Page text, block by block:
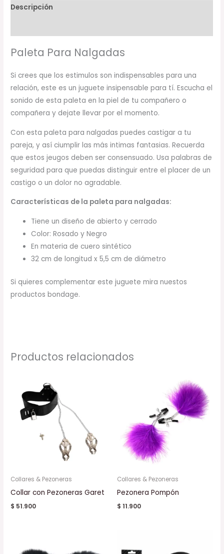
Descripción
Paleta Para Nalgadas
Si crees que los estimulos son indispensables para una
relación, este es un juguete insipensable para tí. Escucha el
sonido de esta paleta en la piel de tu compañero o
compañera y dejate llevar por el momento.
Con esta paleta para nalgadas puedes castigar a tu
pareja, y así ciumplir las más intimas fantasias. Recuerda
que estos jeugos deben ser consensuado. Usa palabras de
seguridad para que puedas distinguir entre el placer de un
castigo o un dolor no agradable.
Características de la paleta para nalgadas:
Tiene un diseño de abierto y cerrado
Color: Rosado y Negro
En materia de cuero sintético
32 cm de longitud x 5,5 cm de diámetro
Si quieres complementar este juguete mira nuestos
productos bondage.
Productos relacionados
Collares & Pezoneras
Collar con Pezoneras Garet
$ 51.900
Collares & Pezoneras
Pezonera Pompón
$ 11.900